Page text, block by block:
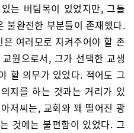
는 버팀목이 있었지만, 그들
불완전한 부분들이 존재했다.
여러모로 지켜주어야 할 존
원으로서, 그가 선택한 교생
할 의무가 있었다. 적어도 그
지를 하는 것과는 거리가 있
저씨는, 교회와 꽤 떨어진 광
것에는 불편함이 있었다. 그